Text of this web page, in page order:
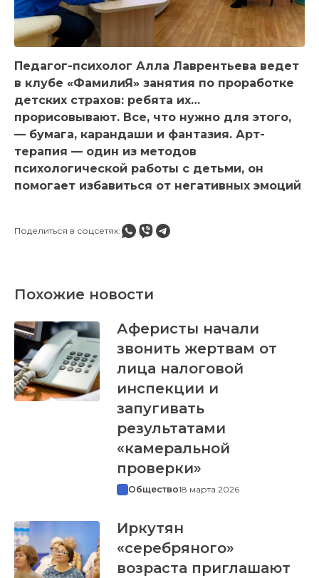
Педагог-психолог Алла Лаврентьева ведет
в клубе «ФамилиЯ» занятия по проработке
детских страхов: ребята их…
прорисовывают. Все, что нужно для этого,
— бумага, карандаши и фантазия. Арт-
терапия — один из методов
психологической работы с детьми, он
помогает избавиться от негативных эмоций
Поделиться в соцсетях:
Похожие новости
Аферисты начали
звонить жертвам от
лица налоговой
инспекции и
запугивать
результатами
«камеральной
проверки»
Общество18 марта 2026
Иркутян
«серебряного»
возраста приглашают